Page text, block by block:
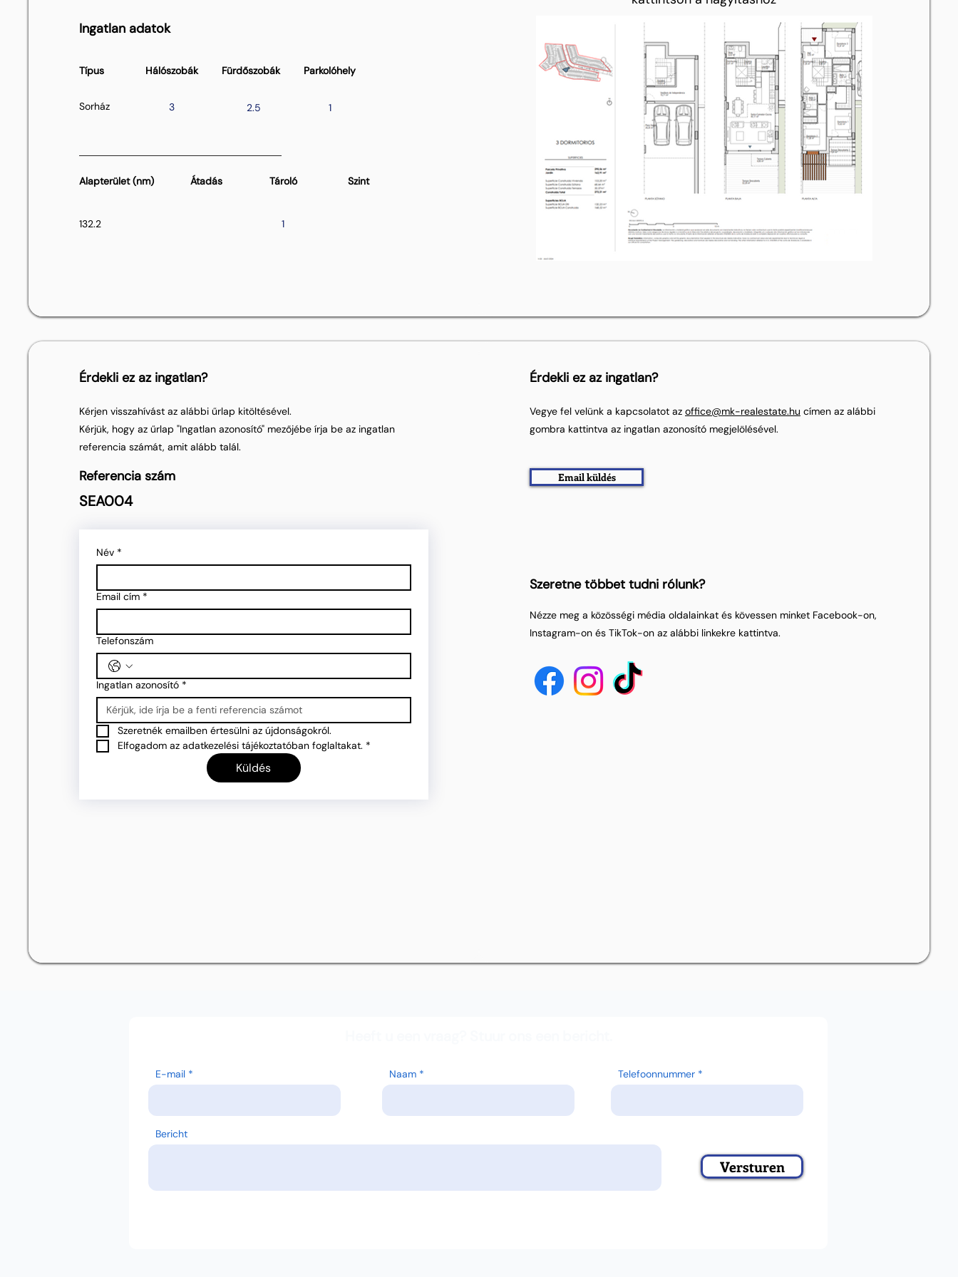
Ingatlan adatok
Típus Hálószobák
Sorház 3
Fürdőszobák
2.5
Parkolóhely
1
Alapterület (nm) Átadás Tároló
132.2 1
Szint
Érdekli ez az ingatlan?
Kérjen visszahívást az alábbi űrlap kitöltésével.
Kérjük, hogy az űrlap "Ingatlan azonosító" mezőjébe írja be az ingatlan
referencia számát, amit alább talál.
Referencia szám
SEA004
Név *
Email cím *
Telefonszám
Ingatlan azonosító *
Szeretnék emailben értesülni az újdonságokról.
Elfogadom az adatkezelési tájékoztatóban foglaltakat. *
Küldés
Érdekli ez az ingatlan?
Vegye fel velünk a kapcsolatot az office@mk-realestate.hu címen az alábbi
gombra kattintva az ingatlan azonosító megjelölésével.
Email küldés
Szeretne többet tudni rólunk?
Nézze meg a közösségi média oldalainkat és kövessen minket Facebook-on,
Instagram-on és TikTok-on az alábbi linkekre kattintva.
E-mail Naam Telefoonnummer
Bericht
Versturen